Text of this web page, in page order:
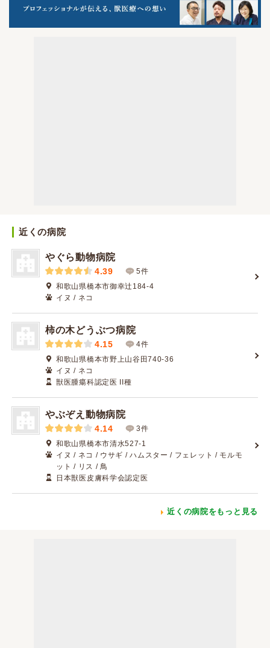
近くの病院
やぐら動物病院
4.39
5件
和歌山県橋本市御幸辻184-4
イヌ / ネコ
柿の木どうぶつ病院
4.15
4件
和歌山県橋本市野上山谷田740-36
イヌ / ネコ
獣医腫瘍科認定医 II種
やぶぞえ動物病院
4.14
3件
和歌山県橋本市清水527-1
イヌ / ネコ / ウサギ / ハムスター / フェレット / モルモ
ット / リス / 鳥
日本獣医皮膚科学会認定医
近くの病院をもっと見る